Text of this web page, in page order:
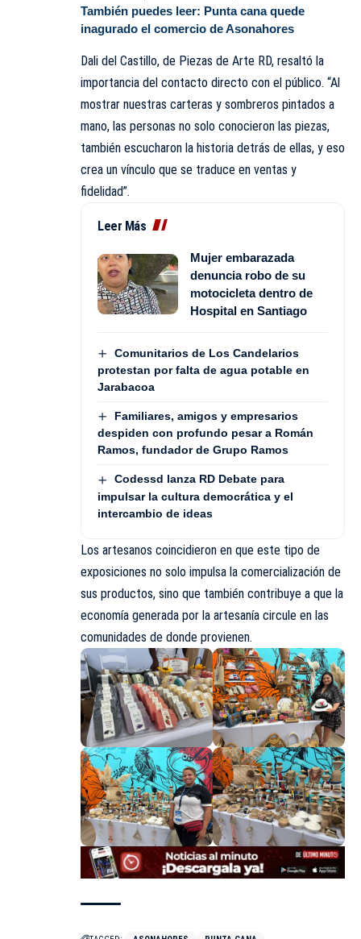
También puedes leer: Punta cana quede
inagurado el comercio de Asonahores
Dali del Castillo, de Piezas de Arte RD, resaltó la
importancia del contacto directo con el público. “Al
mostrar nuestras carteras y sombreros pintados a
mano, las personas no solo conocieron las piezas,
también escucharon la historia detrás de ellas, y eso
crea un vínculo que se traduce en ventas y
fidelidad”.
Leer Más
Mujer embarazada
denuncia robo de su
motocicleta dentro de
Hospital en Santiago
Comunitarios de Los Candelarios
protestan por falta de agua potable en
Jarabacoa
Familiares, amigos y empresarios
despiden con profundo pesar a Román
Ramos, fundador de Grupo Ramos
Codessd lanza RD Debate para
impulsar la cultura democrática y el
intercambio de ideas
Los artesanos coincidieron en que este tipo de
exposiciones no solo impulsa la comercialización de
sus productos, sino que también contribuye a que la
economía generada por la artesanía circule en las
comunidades de donde provienen.